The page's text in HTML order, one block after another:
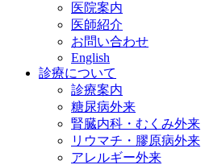
医院案内
医師紹介
お問い合わせ
English
診療について
診療案内
糖尿病外来
腎臓内科・むくみ外来
リウマチ・膠原病外来
アレルギー外来